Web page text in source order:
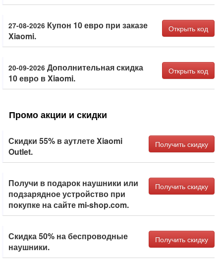
27-08-2026 Купон 10 евро при заказе
Xiaomi.
Открыть код
20-09-2026 Дополнительная скидка
10 евро в Xiaomi.
Открыть код
Промо акции и скидки
Скидки 55% в аутлете Xiaomi
Outlet.
Получить скидку
Получи в подарок наушники или
подзарядное устройство при
покупке на сайте mi-shop.com.
Получить скидку
Скидка 50% на беспроводные
наушники.
Получить скидку